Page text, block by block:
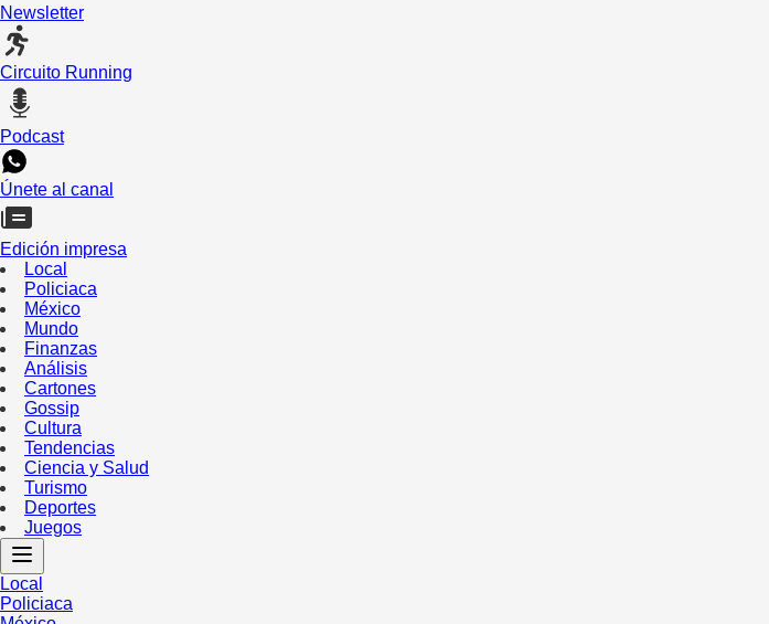
Newsletter
Circuito Running
Podcast
Únete al canal
Edición impresa
Local
Policiaca
México
Mundo
Finanzas
Análisis
Cartones
Gossip
Cultura
Tendencias
Ciencia y Salud
Turismo
Deportes
Juegos
Local
Policiaca